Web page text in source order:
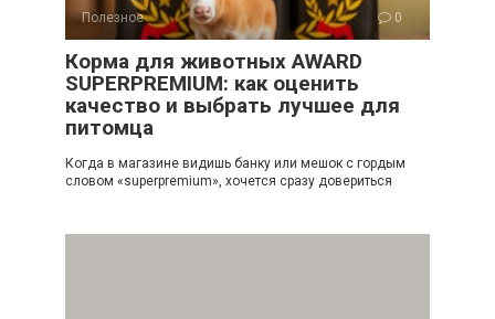
Полезное 0
Корма для животных AWARD
SUPERPREMIUM: как оценить
качество и выбрать лучшее для
питомца
Когда в магазине видишь банку или мешок с гордым
словом «superpremium», хочется сразу довериться